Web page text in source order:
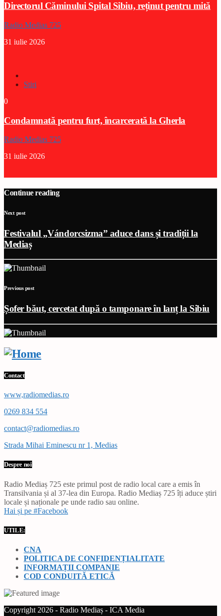
Directorul Căminului Spital Sibiu, reținut pentru mită
Radio Medias 725
31 iulie 2026
Stiri
0
Condamnată pentru furt, încarcerată la Gherla
Radio Medias 725
31 iulie 2026
Continue reading
Next post
Festivalul „Vándorcsizma” aduce dans și tradiții la
Mediaș
Previous post
Șofer băut, cercetat după o tamponare în lanț la Sibiu
Contact
www,radiomedias.ro
0269 834 554
contact@radiomedias.ro
Strada Mihai Eminescu nr 1, Medias
Despre noi
Radio Mediaș 725 este primul post de radio local care a emis în
Transilvania și al 37-lea din Europa. Radio Mediaș 725 îți aduce știri
locale și naționale pe unde radio sau online.
Hai și pe #Facebook
UTILE:
CNA
POLITICA DE CONFIDENȚIALITATE
INFORMAȚII COMPANIE
COD CONDUITĂ ETICĂ
Copyright 2026 - Radio Mediaș - ICA Media